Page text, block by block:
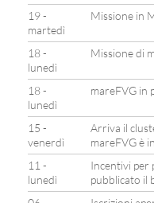
19 -
martedì
Missione in
18 -
lunedì
Missione di
18 -
lunedì
mareFVG in
15 -
venerdì
Arriva il
mareFVG è
11 -
lunedì
Incentivi per
pubblicato il